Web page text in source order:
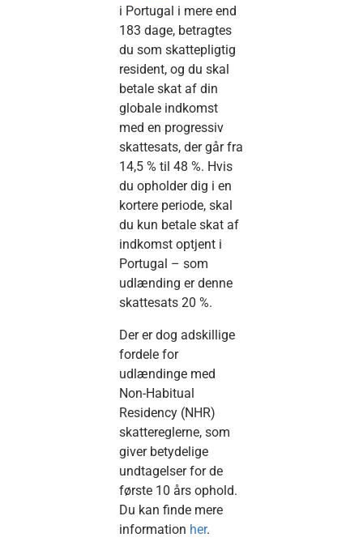
i Portugal i mere end
183 dage, betragtes
du som skattepligtig
resident, og du skal
betale skat af din
globale indkomst
med en progressiv
skattesats, der går fra
14,5 % til 48 %. Hvis
du opholder dig i en
kortere periode, skal
du kun betale skat af
indkomst optjent i
Portugal – som
udlænding er denne
skattesats 20 %.
Der er dog adskillige
fordele for
udlændinge med
Non-Habitual
Residency (NHR)
skattereglerne, som
giver betydelige
undtagelser for de
første 10 års ophold.
Du kan finde mere
information her.